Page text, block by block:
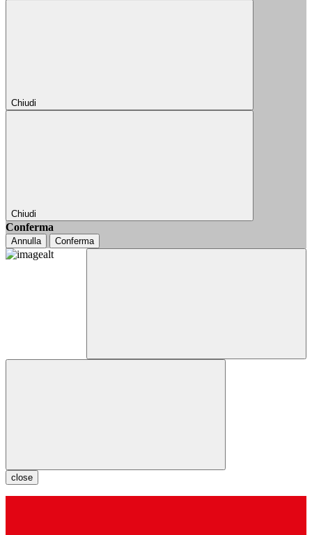
Chiudi
Chiudi
Conferma
Annulla Conferma
close